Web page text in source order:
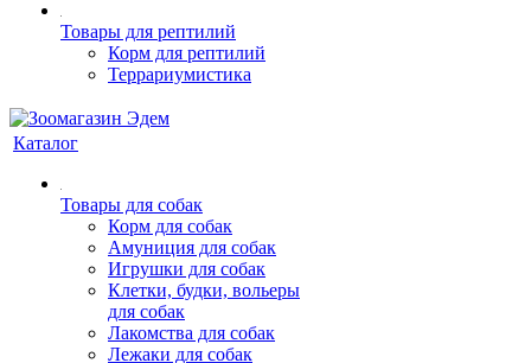
Товары для рептилий
Корм для рептилий
Террариумистика
Каталог
Товары для собак
Корм для собак
Амуниция для собак
Игрушки для собак
Клетки, будки, вольеры
для собак
Лакомства для собак
Лежаки для собак